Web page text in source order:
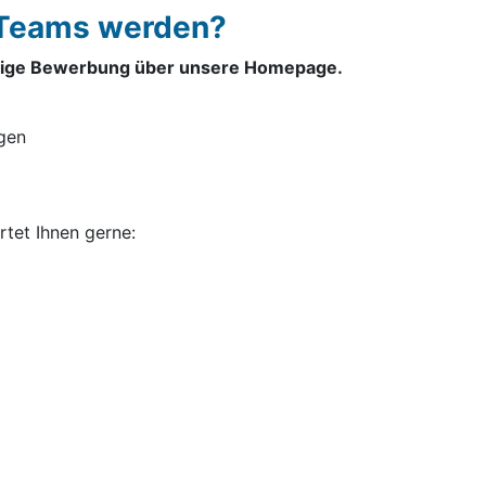
werden?
Bewerbung über unsere Homepage.
Ihnen gerne: